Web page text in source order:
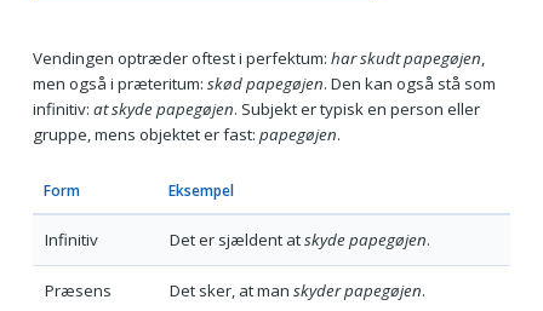
Vendingen optræder oftest i perfektum: har skudt papegøjen,
men også i præteritum: skød papegøjen. Den kan også stå som
infinitiv: at skyde papegøjen. Subjekt er typisk en person eller
gruppe, mens objektet er fast: papegøjen.
Form Eksempel
Infinitiv Det er sjældent atskyde papegøjen.
Præsens Det sker, at man skyder papegøjen.